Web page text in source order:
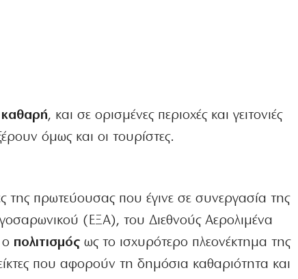
καθαρή, και σε ορισμένες περιοχές και γειτονιές
όμως και οι τουρίστες.
της πρωτεύουσας που έγινε σε συνεργασία της
(ΕΞΑ), του Διεθνούς Αερολιμένα
πολιτισμός ως το ισχυρότερο πλεονέκτημα της
που αφορούν τη δημόσια καθαριότητα και